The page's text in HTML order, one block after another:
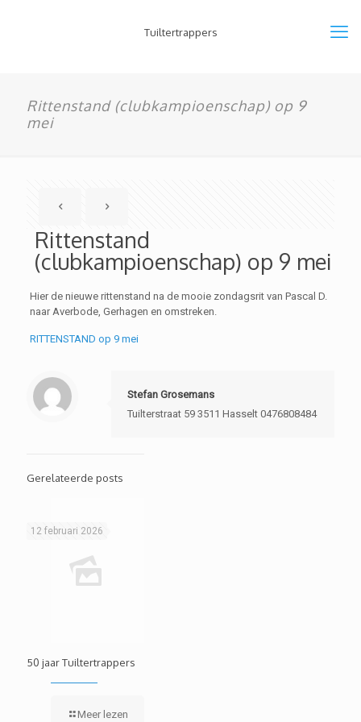
Tuiltertrappers
Rittenstand (clubkampioenschap) op 9
mei
Rittenstand
(clubkampioenschap) op 9 mei
Hier de nieuwe rittenstand na de mooie zondagsrit van Pascal D.
naar Averbode, Gerhagen en omstreken.
RITTENSTAND op 9 mei
Stefan Grosemans
Tuilterstraat 59 3511 Hasselt 0476808484
Gerelateerde posts
12 februari 2026
50 jaar Tuiltertrappers
Meer lezen